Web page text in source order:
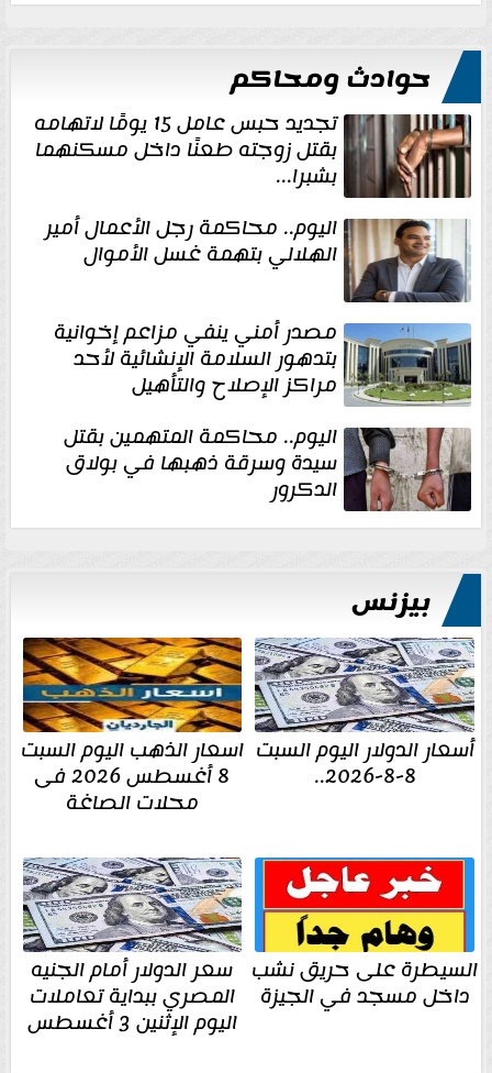
حوادث ومحاكم
تجديد حبس عامل 15 يومًا لاتهامه
بقتل زوجته طعنًا داخل مسكنهما
بشبرا...
اليوم.. محاكمة رجل الأعمال أمير
الهلالي بتهمة غسل الأموال
مصدر أمني ينفي مزاعم إخوانية
بتدهور السلامة الإنشائية لأحد
مراكز الإصلاح والتأهيل
اليوم.. محاكمة المتهمين بقتل
سيدة وسرقة ذهبها في بولاق
الدكرور
بيزنس
أسعار الدولار اليوم السبت
8-8-2026..
اسعار الذهب اليوم السبت
8 أغسطس 2026 فى
محلات الصاغة
السيطرة على حريق نشب
داخل مسجد في الجيزة
سعر الدولار أمام الجنيه
المصري ببداية تعاملات
اليوم الإثنين 3 أغسطس